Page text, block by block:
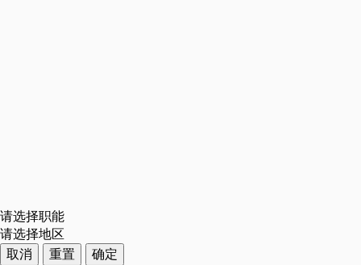
请选择职能
请选择地区
取消
重置
确定